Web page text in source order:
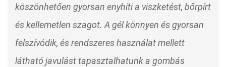
köszönhetően gyorsan enyhíti a viszketést, bőrpírt
és kellemetlen szagot. A gél könnyen és gyorsan
felszívódik, és rendszeres használat mellett
látható javulást tapasztalhatunk a gombás